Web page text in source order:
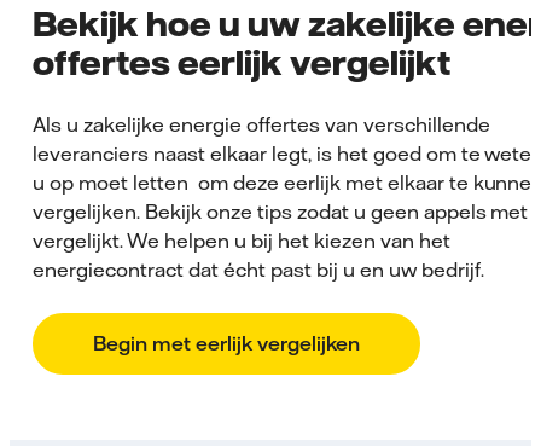
Bekijk hoe u uw zakelijke
offertes eerlijk vergelijkt
Als u zakelijke energie offertes van verschillende
leveranciers naast elkaar legt, is het goed om te
u op moet letten om deze eerlijk met elkaar te
vergelijken. Bekijk onze tips zodat u geen appels met
vergelijkt. We helpen u bij het kiezen van het
energiecontract dat écht past bij u en uw bedrijf.
Begin met eerlijk vergelijken